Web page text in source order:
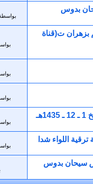
بدوس
بزهران ت(قناة
ترقية اللواء شدا
سيحان بدوس